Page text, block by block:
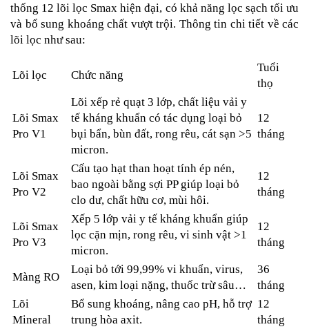
thống 12 lõi lọc Smax hiện đại, có khả năng lọc sạch tối ưu
và bổ sung khoáng chất vượt trội. Thông tin chi tiết về các
lõi lọc như sau:
Lõi lọc Chức năng
Tuổi
thọ
Lõi Smax
Pro V1
Lõi xếp rẻ quạt 3 lớp, chất liệu vải y
tế kháng khuẩn có tác dụng loại bỏ
bụi bẩn, bùn đất, rong rêu, cát sạn >5
micron.
12
tháng
Lõi Smax
Pro V2
Cấu tạo hạt than hoạt tính ép nén,
bao ngoài bằng sợi PP giúp loại bỏ
clo dư, chất hữu cơ, mùi hôi.
12
tháng
Lõi Smax
Pro V3
Xếp 5 lớp vải y tế kháng khuẩn giúp
lọc cặn mịn, rong rêu, vi sinh vật >1
micron.
12
tháng
Màng RO
Loại bỏ tới 99,99% vi khuẩn, virus,
asen, kim loại nặng, thuốc trừ sâu…
36
tháng
Lõi
Mineral
Bổ sung khoáng, nâng cao pH, hỗ trợ
trung hòa axit.
12
tháng